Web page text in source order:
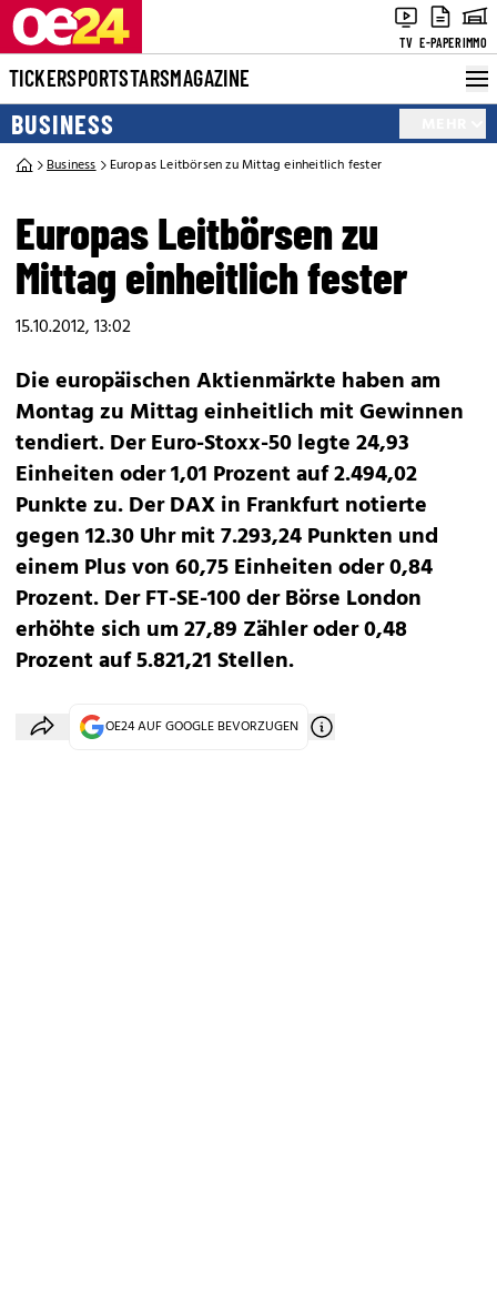
TV E-PAPERIMMO
TICKERSPORTSTARSMAGAZINE
BUSINESS
Business Europas Leitbörsen zu Mittag einheitlich fester
Europas Leitbörsen zu
Mittag einheitlich fester
15.10.2012, 13:02
Die europäischen Aktienmärkte haben am
Montag zu Mittag einheitlich mit Gewinnen
tendiert. Der Euro-Stoxx-50 legte 24,93
Einheiten oder 1,01 Prozent auf 2.494,02
Punkte zu. Der DAX in Frankfurt notierte
gegen 12.30 Uhr mit 7.293,24 Punkten und
einem Plus von 60,75 Einheiten oder 0,84
Prozent. Der FT-SE-100 der Börse London
erhöhte sich um 27,89 Zähler oder 0,48
Prozent auf 5.821,21 Stellen.
OE24 AUF GOOGLE BEVORZUGEN